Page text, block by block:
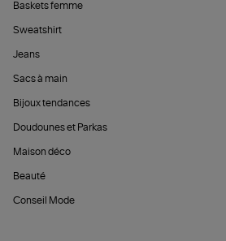
Baskets femme
Sweatshirt
Jeans
Sacs à main
Bijoux tendances
Doudounes et Parkas
Maison déco
Beauté
Conseil Mode